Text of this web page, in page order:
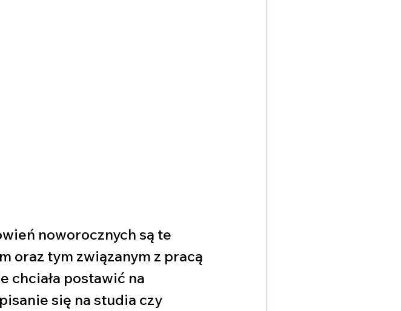
noworocznych są te
oraz tym związanym z pracą
chciała postawić na
się na studia czy